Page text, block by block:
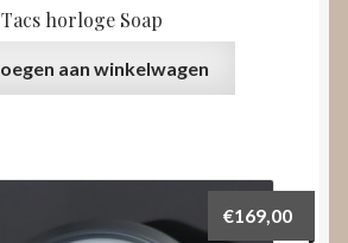
Tacs horloge Soap
aan winkelwagen
€169,00